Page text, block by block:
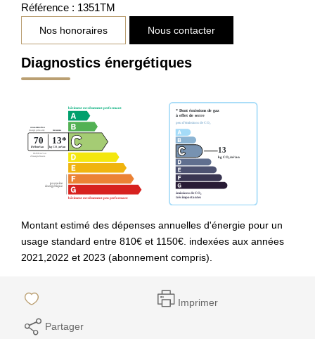
Référence : 1351TM
Nos honoraires Nous contacter
Diagnostics énergétiques
Montant estimé des dépenses annuelles d'énergie pour un
usage standard entre 810€ et 1150€. indexées aux années
2021,2022 et 2023 (abonnement compris).
Imprimer
Partager